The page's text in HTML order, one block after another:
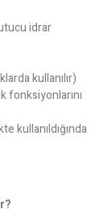
idrar
kullanılır)
fonksiyonlarını
kullanıldığında